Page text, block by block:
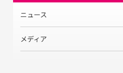
ニュース
メディア